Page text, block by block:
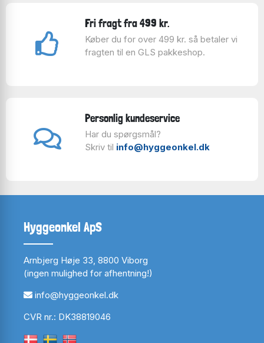
Fri fragt fra 499 kr.
Køber du for over 499 kr. så betaler vi
fragten til en GLS pakkeshop.
Personlig kundeservice
Har du spørgsmål?
Skriv til info@hyggeonkel.dk
Hyggeonkel ApS
Arnbjerg Høje 33, 8800 Viborg
(ingen mulighed for afhentning!)
info@hyggeonkel.dk
CVR nr.: DK38819046